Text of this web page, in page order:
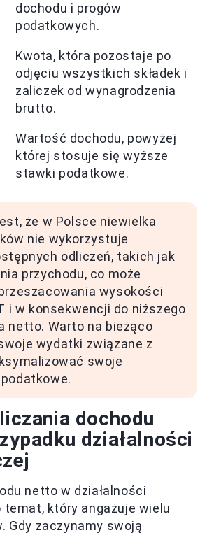
dochodu i progów
podatkowych.
Kwota, która pozostaje po
odjęciu wszystkich składek i
zaliczek od wynagrodzenia
brutto.
Wartość dochodu, powyżej
której stosuje się wyższe
stawki podatkowe.
że w Polsce niewielka
nie wykorzystuje
odliczeń, takich jak
przychodu, co może
wysokości
i w konsekwencji do niższego
netto. Warto na bieżąco
wydatki związane z
swoje
dochodu
działalności
netto w działalności
który angażuje wielu
Gdy zaczynamy swoją